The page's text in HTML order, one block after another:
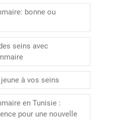
bonne ou
seins avec
à vos seins
en Tunisie :
pour une nouvelle